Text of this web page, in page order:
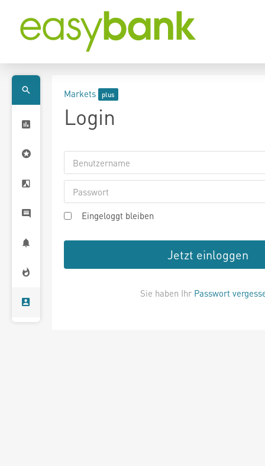
Markets
Login
Eingeloggt bleiben
Jetzt einloggen
Sie haben Ihr Passwort